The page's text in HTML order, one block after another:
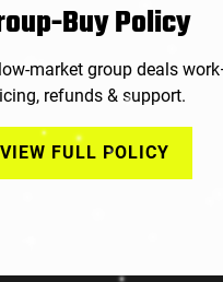
Buy Policy
market group deals
refunds & support.
VIEW FULL POLICY